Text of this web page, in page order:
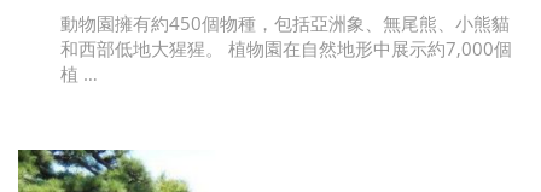
動物園擁有約450個物種，包括亞洲象、無尾熊、小熊貓
和西部低地大猩猩。 植物園在自然地形中展示約7,000個
植 …